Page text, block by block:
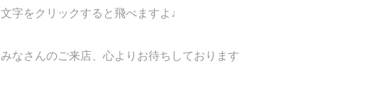
文字をクリックすると飛べますよ♩
みなさんのご来店、心よりお待ちしております